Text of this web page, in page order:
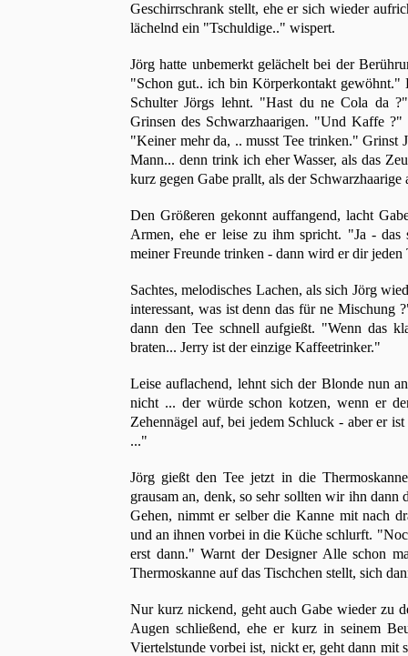
Geschirrschrank stellt, ehe er sich wieder
lächelnd ein "Tschuldige.." wispert.
Jörg hatte unbemerkt gelächelt bei der
"Schon gut.. ich bin Körperkontakt
Schulter Jörgs lehnt. "Hast du ne Cola da
Grinsen des Schwarzhaarigen. "Und Kaffe
"Keiner mehr da, .. musst Tee trinken." Grinst
Mann... denn trink ich eher Wasser, als das
kurz gegen Gabe prallt, als der
Den Größeren gekonnt auffangend, lacht
Armen, ehe er leise zu ihm spricht. "Ja - das
meiner Freunde trinken - dann wird er dir
Sachtes, melodisches Lachen, als sich Jörg
interessant, was ist denn das für ne Mischung
dann den Tee schnell aufgießt. "Wenn das
braten... Jerry ist der einzige Kaffeetrinker."
Leise auflachend, lehnt sich der Blonde nun
nicht ... der würde schon kotzen, wenn er
Zehennägel auf, bei jedem Schluck - aber er
..."
Jörg gießt den Tee jetzt in die
grausam an, denk, so sehr sollten wir ihn
Gehen, nimmt er selber die Kanne mit nach
und an ihnen vorbei in die Küche schlurft.
erst dann." Warnt der Designer Alle schon
Thermoskanne auf das Tischchen stellt, sich
Nur kurz nickend, geht auch Gabe wieder zu
Augen schließend, ehe er kurz in seinem
Viertelstunde vorbei ist, nickt er, geht dann